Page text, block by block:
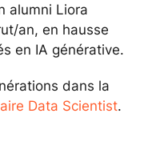
alumni Liora
an, en hausse
en IA générative.
dans la
Data Scientist.